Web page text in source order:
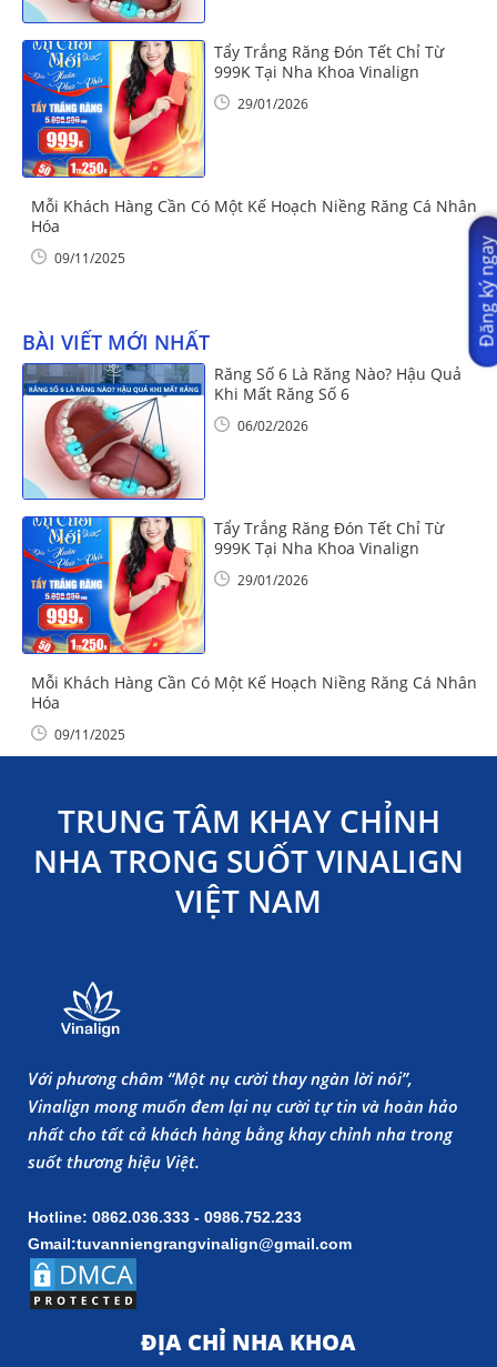
Tẩy Trắng Răng Đón Tết Chỉ Từ
999K Tại Nha Khoa Vinalign
29/01/2026
Mỗi Khách Hàng Cần Có Một Kế Hoạch Niềng Răng Cá Nhân
Hóa
09/11/2025
BÀI VIẾT MỚI NHẤT
Răng Số 6 Là Răng Nào? Hậu Quả
Khi Mất Răng Số 6
06/02/2026
Tẩy Trắng Răng Đón Tết Chỉ Từ
999K Tại Nha Khoa Vinalign
29/01/2026
Mỗi Khách Hàng Cần Có Một Kế Hoạch Niềng Răng Cá Nhân
Hóa
09/11/2025
TRUNG TÂM KHAY CHỈNH
NHA TRONG SUỐT VINALIGN
VIỆT NAM
Với phương châm “Một nụ cười thay ngàn lời nói”,
Vinalign mong muốn đem lại nụ cười tự tin và hoàn hảo
nhất cho tất cả khách hàng bằng khay chỉnh nha trong
suốt thương hiệu Việt.
Hotline: 0862.036.333 - 0986.752.233
Gmail:tuvanniengrangvinalign@gmail.com
ĐỊA CHỈ NHA KHOA
Đăng